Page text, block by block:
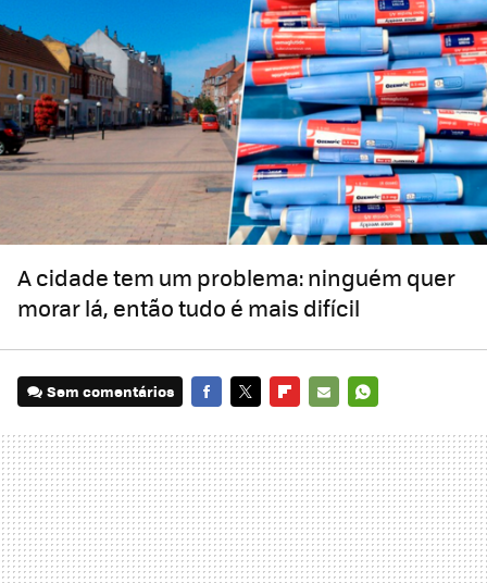
A cidade tem um problema: ninguém quer
morar lá, então tudo é mais difícil
Sem comentários
MAIL